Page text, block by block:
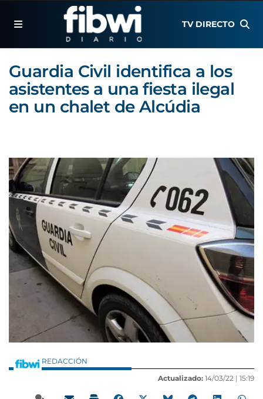
TV DIRECTO
Guardia Civil identifica a los
asistentes a una fiesta ilegal
en un chalet de Alcúdia
REDACCIÓN
Actualizado: 14/03/22 | 15:19